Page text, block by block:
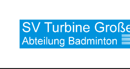
Inhalt
springen